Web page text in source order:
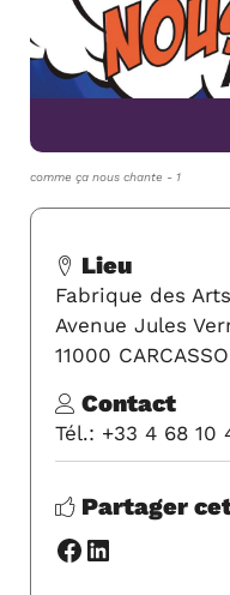
comme ça nous chante - 1
Lieu
Fabrique des Arts
Avenue Jules
11000
Contact
Tél.: +33 4 68 10
Partager
Facebook
LinkedIn